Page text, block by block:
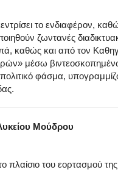
το ενδιαφέρον,
ζωντανές
καθώς και από τον
μέσω
φάσμα,
Μούδρου
πλαίσιο του εορτασμού